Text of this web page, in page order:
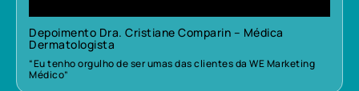
Depoimento Dra. Cristiane Comparin – Médica
Dermatologista
“Eu tenho orgulho de ser umas das clientes da WE Marketing
Médico”